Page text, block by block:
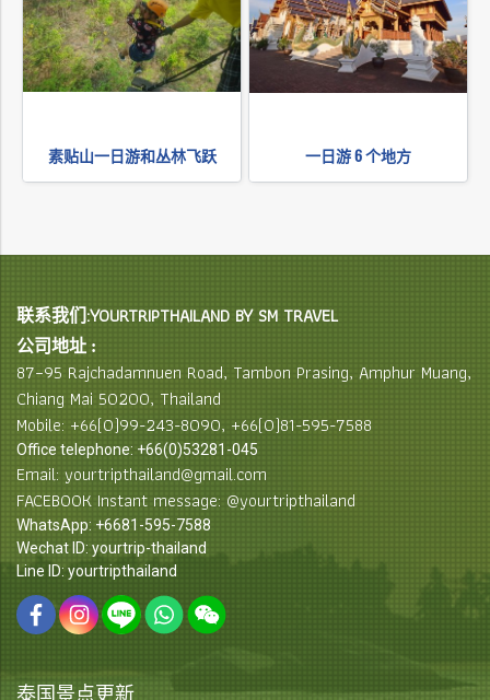
素贴山一日游和丛林飞跃 一日游 6 个地方
联系我们:YOURTRIPTHAILAND BY SM TRAVEL
公司地址 :
87–95 Rajchadamnuen Road, Tambon Prasing, Amphur Muang,
Chiang Mai 50200, Thailand
Mobile: +66(0)99-243-8090, +66(0)81-595-7588
Office telephone: +66(0)53281-045
Email: yourtripthailand@gmail.com
FACEBOOK Instant message: @yourtripthailand
WhatsApp: +6681-595-7588
Wechat ID: yourtrip-thailand
Line ID: yourtripthailand